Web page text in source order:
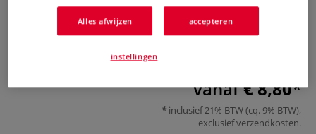
vanaf€ 8,80
inclusief 21% BTW (cq. 9% BTW),
exclusiefverzendkosten.
Alles afwijzen accepteren
instellingen